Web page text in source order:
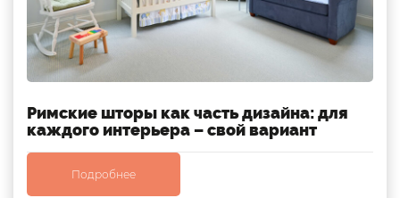
Римские шторы как часть дизайна: для
каждого интерьера – свой вариант
Подробнее